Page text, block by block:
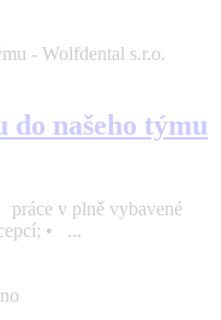
do našeho týmu
v plně vybavené
• ...